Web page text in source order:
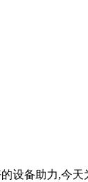
设备助力,今